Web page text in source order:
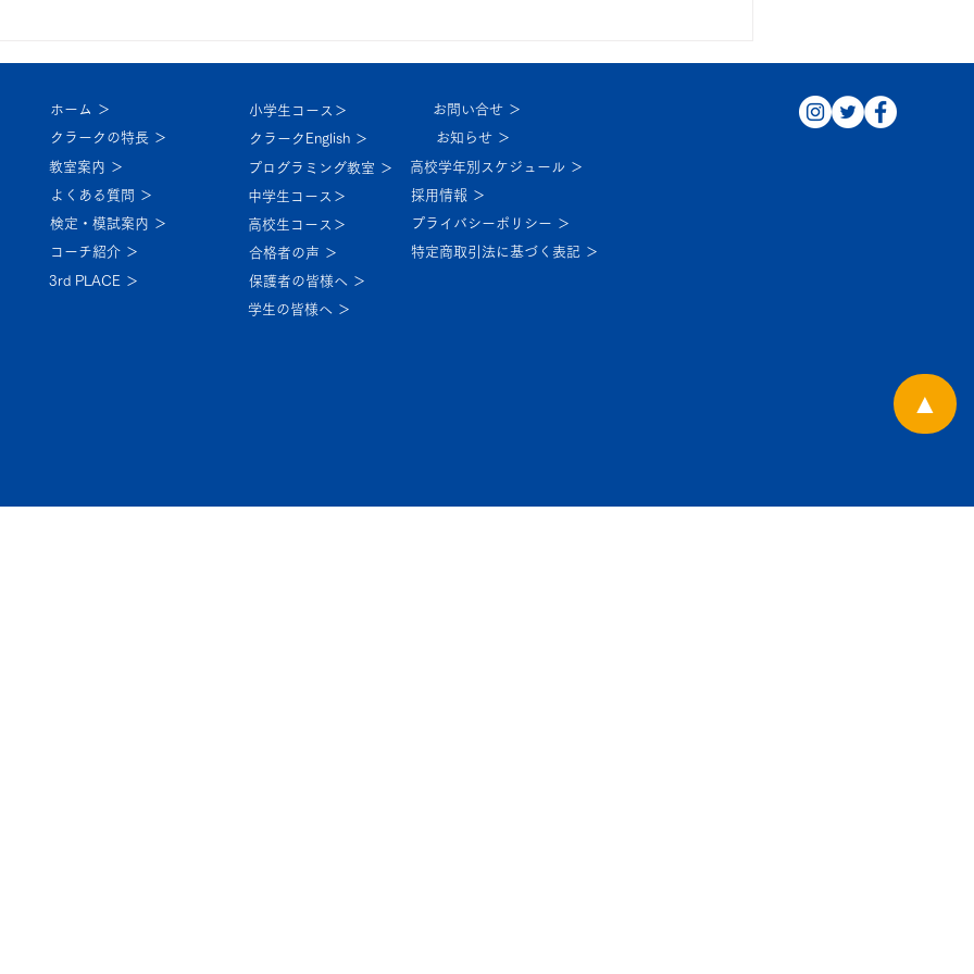
ホーム ＞
クラークの特長 ＞
教室案内 ＞
よくある質問 ＞
検定・模試案内 ＞
コーチ紹介 ＞
3rd PLACE ＞
小学生コース＞
クラークEnglish ＞
プログラミング教室 ＞
中学生コース＞
高校生コース＞
合格者の声 ＞
保護者の皆様へ ＞
学生の皆様へ ＞
お問い合せ ＞
お知らせ ＞
高校学年別スケジュール ＞
採用情報 ＞
プライバシーポリシー ＞
特定商取引法に基づく表記 ＞
▲